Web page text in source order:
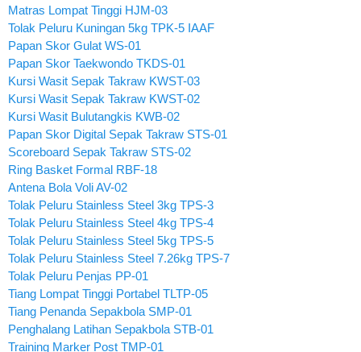
Matras Lompat Tinggi HJM-03
Tolak Peluru Kuningan 5kg TPK-5 IAAF
Papan Skor Gulat WS-01
Papan Skor Taekwondo TKDS-01
Kursi Wasit Sepak Takraw KWST-03
Kursi Wasit Sepak Takraw KWST-02
Kursi Wasit Bulutangkis KWB-02
Papan Skor Digital Sepak Takraw STS-01
Scoreboard Sepak Takraw STS-02
Ring Basket Formal RBF-18
Antena Bola Voli AV-02
Tolak Peluru Stainless Steel 3kg TPS-3
Tolak Peluru Stainless Steel 4kg TPS-4
Tolak Peluru Stainless Steel 5kg TPS-5
Tolak Peluru Stainless Steel 7.26kg TPS-7
Tolak Peluru Penjas PP-01
Tiang Lompat Tinggi Portabel TLTP-05
Tiang Penanda Sepakbola SMP-01
Penghalang Latihan Sepakbola STB-01
Training Marker Post TMP-01